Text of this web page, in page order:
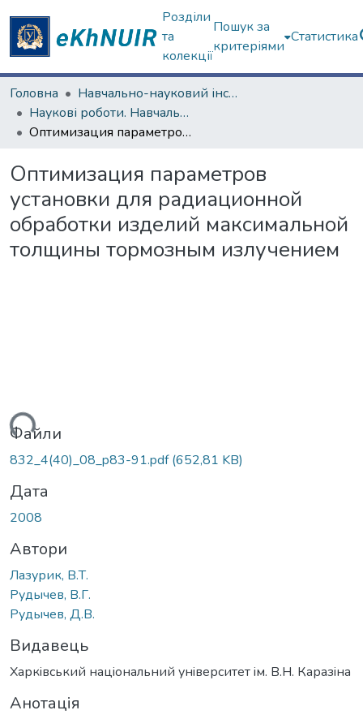
Розділи
та
колекції
Пошук за
критеріями
Статистика
Головна
Навчально-науковий інститут "Фізико-технічний факультет"
Наукові роботи. Навчально-науковий інститут "Фізико-технічний факультет"
Оптимизация параметров установки для радиационной обработки изделий максимальной толщины тормозным излучением
Оптимизация параметров
установки для радиационной
обработки изделий максимальной
толщины тормозным излучением
Файли
832_4(40)_08_p83-91.pdf(652,81 KB)
Дата
2008
Автори
Лазурик, В.Т.
Рудычев, В.Г.
Рудычев, Д.В.
Видавець
Харкiвський нацiональний унiверситет iм. В.Н. Каразiна
Анотація